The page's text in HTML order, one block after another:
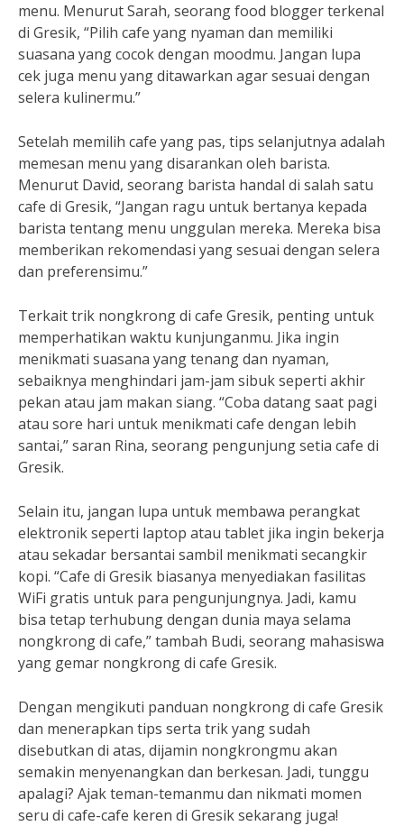
menu. Menurut Sarah, seorang food blogger terkenal
di Gresik, “Pilih cafe yang nyaman dan memiliki
suasana yang cocok dengan moodmu. Jangan lupa
cek juga menu yang ditawarkan agar sesuai dengan
selera kulinermu.”
Setelah memilih cafe yang pas, tips selanjutnya adalah
memesan menu yang disarankan oleh barista.
Menurut David, seorang barista handal di salah satu
cafe di Gresik, “Jangan ragu untuk bertanya kepada
barista tentang menu unggulan mereka. Mereka bisa
memberikan rekomendasi yang sesuai dengan selera
dan preferensimu.”
Terkait trik nongkrong di cafe Gresik, penting untuk
memperhatikan waktu kunjunganmu. Jika ingin
menikmati suasana yang tenang dan nyaman,
sebaiknya menghindari jam-jam sibuk seperti akhir
pekan atau jam makan siang. “Coba datang saat pagi
atau sore hari untuk menikmati cafe dengan lebih
santai,” saran Rina, seorang pengunjung setia cafe di
Gresik.
Selain itu, jangan lupa untuk membawa perangkat
elektronik seperti laptop atau tablet jika ingin bekerja
atau sekadar bersantai sambil menikmati secangkir
kopi. “Cafe di Gresik biasanya menyediakan fasilitas
WiFi gratis untuk para pengunjungnya. Jadi, kamu
bisa tetap terhubung dengan dunia maya selama
nongkrong di cafe,” tambah Budi, seorang mahasiswa
yang gemar nongkrong di cafe Gresik.
Dengan mengikuti panduan nongkrong di cafe Gresik
dan menerapkan tips serta trik yang sudah
disebutkan di atas, dijamin nongkrongmu akan
semakin menyenangkan dan berkesan. Jadi, tunggu
apalagi? Ajak teman-temanmu dan nikmati momen
seru di cafe-cafe keren di Gresik sekarang juga!